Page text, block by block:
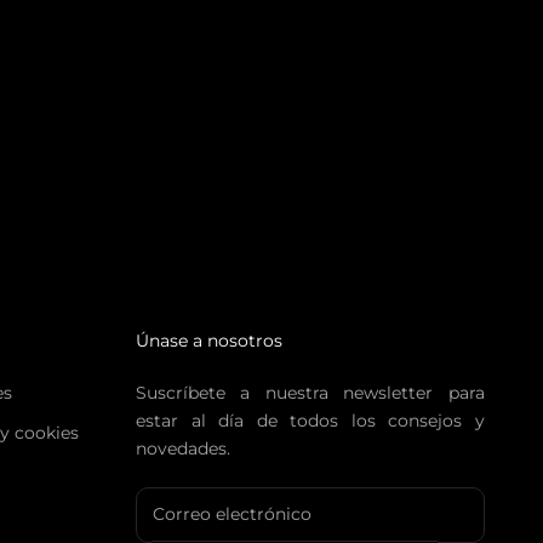
cookies
Únase a nosotros
Suscríbete a nuestra newsletter para
estar al día de todos los consejos y
novedades.